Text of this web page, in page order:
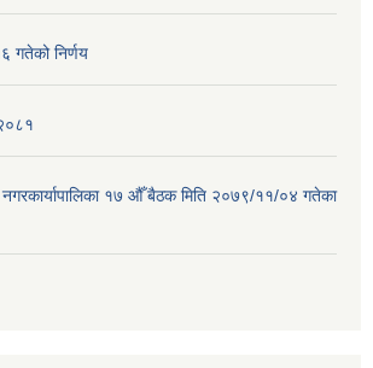
गतेको निर्णय
नगरकार्यापालिका १७ औँ बैठक मिति २०७९/११/०४ गतेका